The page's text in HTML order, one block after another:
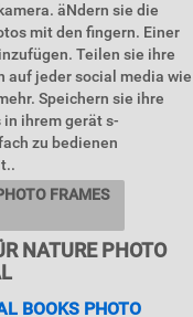
äNdern sie die
mit den fingern. Einer
Teilen sie ihre
jeder social media wie
Speichern sie ihre
ihrem gerät s-
zu bedienen
FRAMES
NATURE PHOTO
BOOKS PHOTO